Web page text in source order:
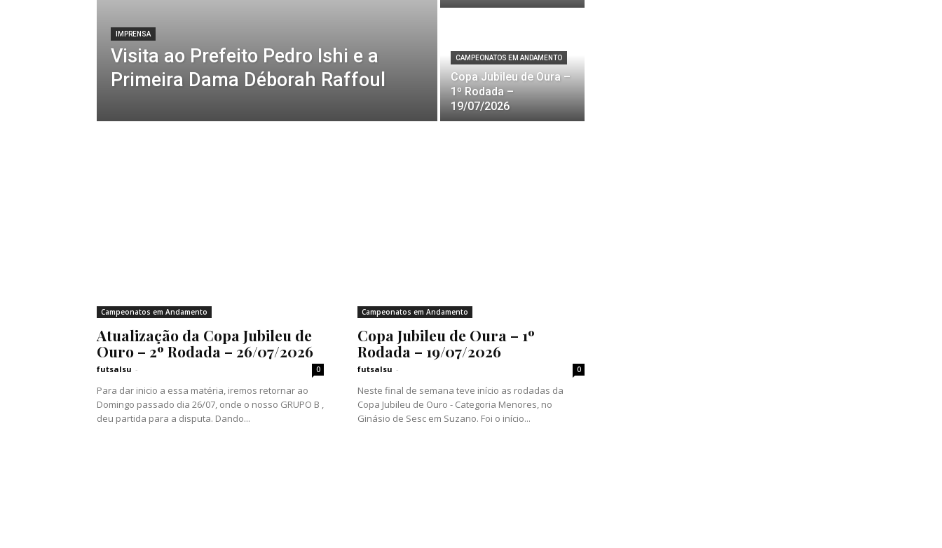
IMPRENSA
Visita ao Prefeito Pedro Ishi e a
Primeira Dama Déborah Raffoul
CAMPEONATOS EM ANDAMENTO
Copa Jubileu de Oura –
1º Rodada –
19/07/2026
Campeonatos em Andamento
Atualização da Copa Jubileu de
Ouro – 2º Rodada – 26/07/2026
futsalsu - 0
Para dar inicio a essa matéria, iremos retornar ao
Domingo passado dia 26/07, onde o nosso GRUPO B ,
deu partida para a disputa. Dando...
Campeonatos em Andamento
Copa Jubileu de Oura – 1º
Rodada – 19/07/2026
futsalsu - 0
Neste final de semana teve início as rodadas da
Copa Jubileu de Ouro - Categoria Menores, no
Ginásio de Sesc em Suzano. Foi o início...